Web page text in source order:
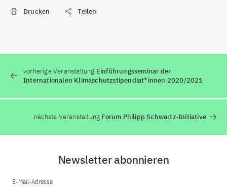
Drucken Teilen
vorherige Veranstaltung Einführungsseminar der
Internationalen Klimaschutzstipendiat*innen 2020/2021
nächste Veranstaltung Forum Philipp Schwartz-Initiative
Newsletter abonnieren
E-Mail-Adresse